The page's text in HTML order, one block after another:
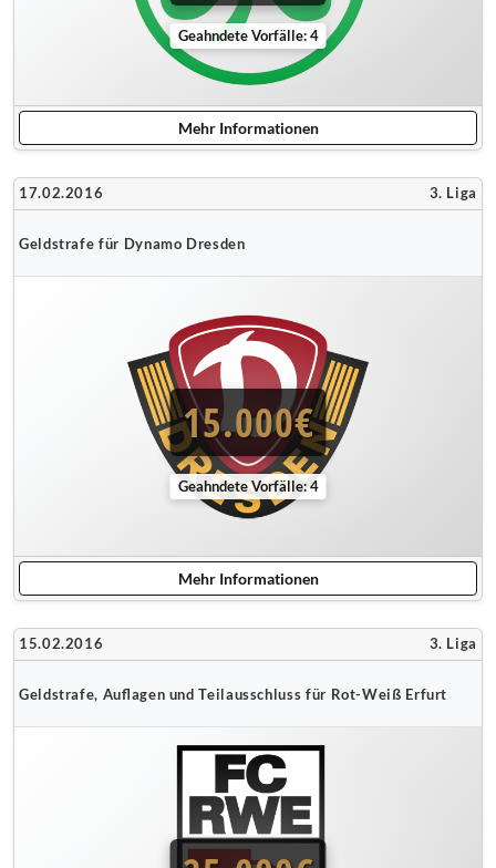
Geahndete Vorfälle: 4
Mehr Informationen
17.02.2016 3. Liga
Geldstrafe für Dynamo Dresden
15.000€
Geahndete Vorfälle: 4
Mehr Informationen
15.02.2016 3. Liga
Geldstrafe, Auflagen und Teilausschluss für Rot-Weiß Erfurt